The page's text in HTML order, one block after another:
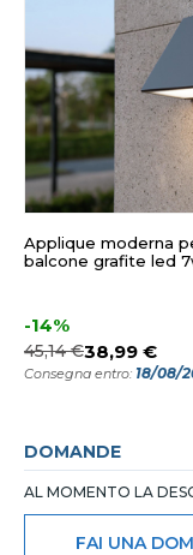
Applique moderna
balcone grafite led
-14%
45,14 €38,99 €
Consegna entro: 18/08/
DOMANDE
AL MOMENTO LA
FAI UNA